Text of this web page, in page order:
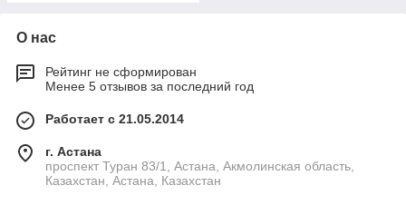
О нас
Рейтинг не сформирован
Менее 5 отзывов за последний год
Работает с 21.05.2014
г. Астана
проспект Туран 83/1, Астана, Акмолинская область,
Казахстан, Астана, Казахстан